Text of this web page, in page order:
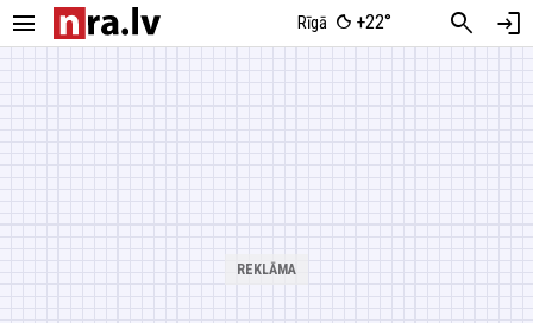
menu Rīgā +22° search login